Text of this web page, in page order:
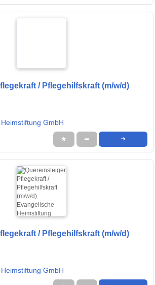
/ Pflegehilfskraft (m/w/d)
GmbH
★ ➦ ➜
/ Pflegehilfskraft (m/w/d)
GmbH